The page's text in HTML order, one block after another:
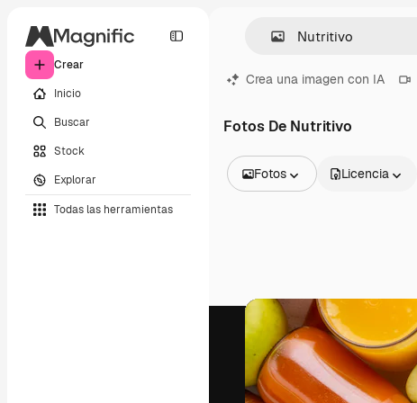
Crear
Inicio
Buscar
Stock
Explorar
Todas las herramientas
Crea una imagen con IA
Fotos De Nutritivo
Fotos
Vídeos
Clips de vídeo
Motion graphics
Plantillas de vídeos
Iconos
Modelos 3D
Fuentes
Licencia